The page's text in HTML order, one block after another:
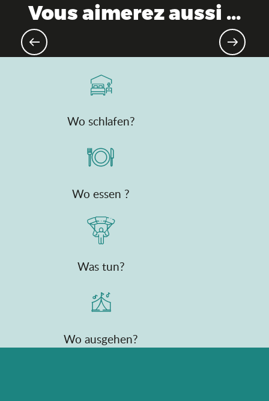
Vous aimerez aussi ...
Wo schlafen?
Wo essen ?
Was tun?
Wo ausgehen?